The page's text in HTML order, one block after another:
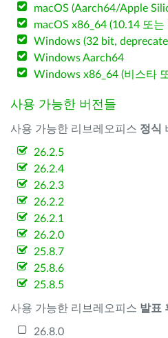
macOS (Aarch64/Apple
macOS x86_64 (10.14 또
Windows (32 bit,
Windows Aarch64
Windows x86_64 (비스타
사용 가능한 버전들
사용 가능한 리브레오피스 정식
26.2.5
26.2.4
26.2.3
26.2.2
26.2.1
26.2.0
25.8.7
25.8.6
25.8.5
사용 가능한 리브레오피스 발표
26.8.0